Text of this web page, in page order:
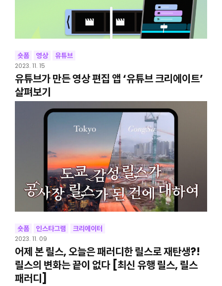
숏폼 영상 유튜브
2023. 11. 15
유튜브가 만든 영상 편집 앱 ‘유튜브 크리에이트’
살펴보기
숏폼 인스타그램 크리에이터
2023. 11. 09
어제 본 릴스, 오늘은 패러디한 릴스로 재탄생?!
릴스의 변화는 끝이 없다 [최신 유행 릴스, 릴스
패러디]